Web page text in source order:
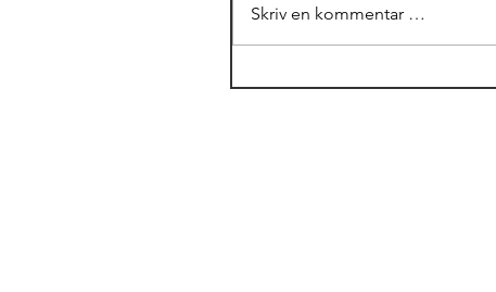
Skriv en kommentar …